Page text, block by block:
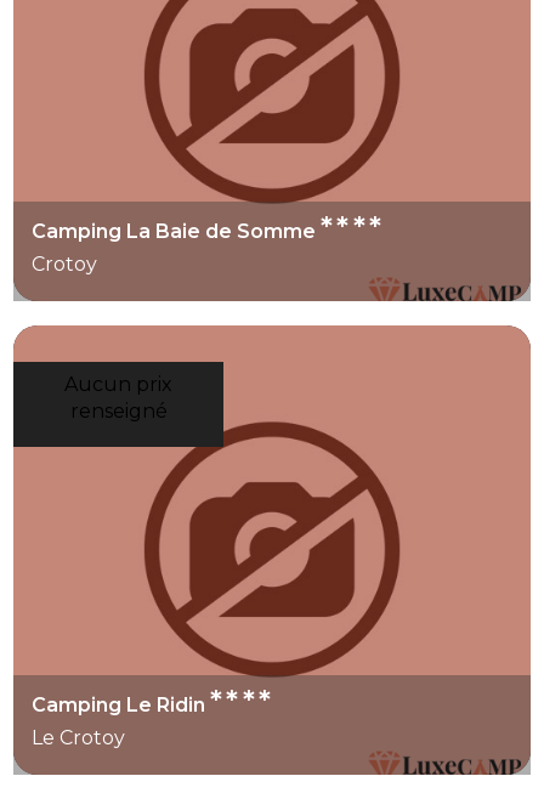
Camping La Baie de Somme****
Crotoy
Aucun prix
renseigné
Camping Le Ridin****
Le Crotoy